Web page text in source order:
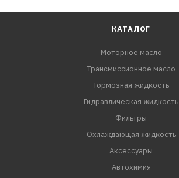
КАТАЛОГ
Моторное масло
Трансмиссионное масло
Тормозная жидкость
Гидравлическая жидкость
Фильтры
Охлаждающая жидкость
Аксессуары
Автохимия